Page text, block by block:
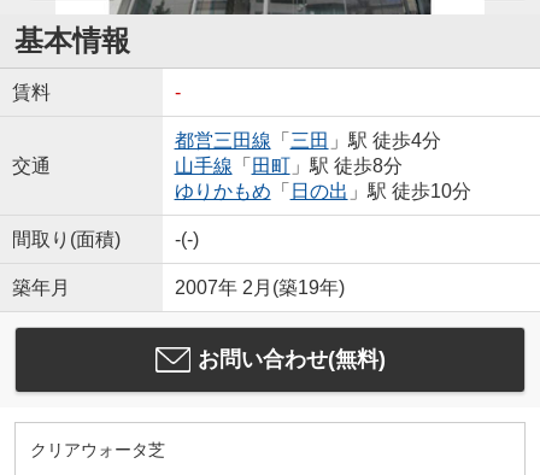
基本情報
賃料 -
交通
都営三田線 「 三田 」駅 徒歩4分
山手線 「 田町」駅 徒歩8分
ゆりかもめ 「 日の出 」駅 徒歩10分
間取り(面積) -(-)
築年月 2007年 2月(築19年)
お問い合わせ(無料)
クリアウォータ芝